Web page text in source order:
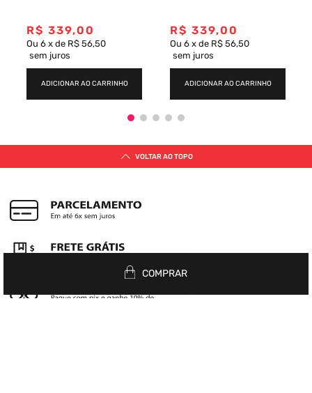
COMPRAR
R$ 339,00
Ou 6 x de R$ 56,50
sem juros
ADICIONAR AO CARRINHO
R$ 339,00
Ou 6 x de R$ 56,50
sem juros
ADICIONAR AO CARRINHO
VOLTAR AO TOPO